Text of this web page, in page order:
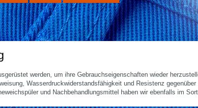
werden, um ihre Gebrauchseigenschaften wieder
Wasserdruckwiderstandsfähigkeit und Resistenz
und Nachbehandlungsmittel haben wir ebenfalls im